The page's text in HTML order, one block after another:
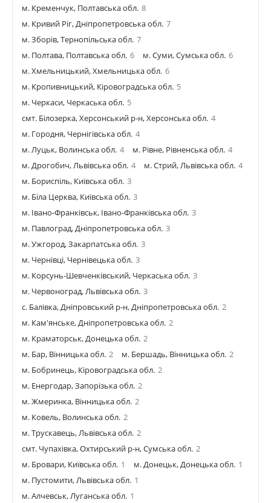
м. Кременчук, Полтавська обл. 8
м. Кривий Ріг, Дніпропетровська обл. 7
м. Зборів, Тернопільська обл. 7
м. Полтава, Полтавська обл. 6 м. Суми, Сумська обл. 6
м. Хмельницький, Хмельницька обл. 6
м. Кропивницький, Кіровоградська обл. 5
м. Черкаси, Черкаська обл. 5
смт. Білозерка, Херсонський р-н, Херсонська обл. 4
м. Городня, Чернігівська обл. 4
м. Луцьк, Волинська обл. 4 м. Рівне, Рівненська обл. 4
м. Дрогобич, Львівська обл. 4 м. Стрий, Львівська обл. 4
м. Бориспіль, Київська обл. 3
м. Біла Церква, Київська обл. 3
м. Івано-Франківськ, Івано-Франківська обл. 3
м. Павлоград, Дніпропетровська обл. 3
м. Ужгород, Закарпатська обл. 3
м. Чернівці, Чернівецька обл. 3
м. Корсунь-Шевченківський, Черкаська обл. 3
м. Червоноград, Львівська обл. 3
с. Балівка, Дніпровський р-н, Дніпропетровська обл. 2
м. Кам'янське, Дніпропетровська обл. 2
м. Краматорськ, Донецька обл. 2
м. Бар, Вінницька обл. 2 м. Бершадь, Вінницька обл. 2
м. Бобринець, Кіровоградська обл. 2
м. Енергодар, Запорізька обл. 2
м. Жмеринка, Вінницька обл. 2
м. Ковель, Волинська обл. 2
м. Трускавець, Львівська обл. 2
смт. Чупахівка, Охтирський р-н, Сумська обл. 2
м. Бровари, Київська обл. 1 м. Донецьк, Донецька обл. 1
м. Пустомити, Львівська обл. 1
м. Алчевськ, Луганська обл. 1